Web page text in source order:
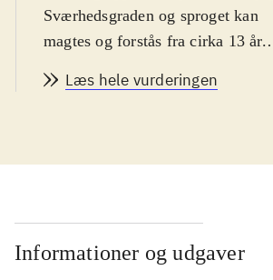
Sværhedsgraden og sproget kan
magtes og forstås fra cirka 13 år.
og grimt sprog. Ikonerne er i dén
Atelier-serie, og det tredje som er
Gameplay er i store træk meget
lignende forgængeren i serien,
Atelier Totori - the adventurer of
Læs hele vurderingen
Informationer og udgaver